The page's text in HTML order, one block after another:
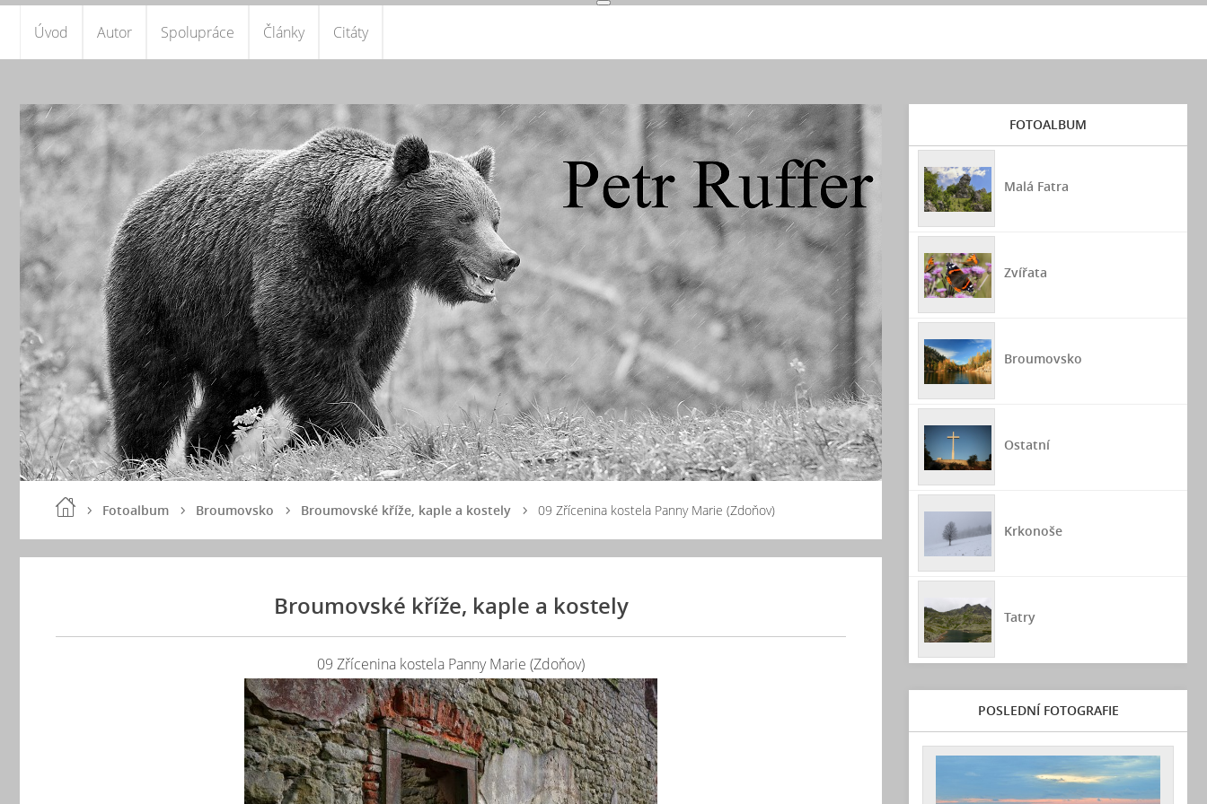
Úvod Autor Spolupráce Články Citáty
Fotoalbum Broumovsko Broumovské kříže, kaple a kostely 09 Zřícenina kostela Panny Marie (Zdoňov)
Broumovské kříže, kaple a kostely
09 Zřícenina kostela Panny Marie (Zdoňov)
FOTOALBUM
Malá Fatra
Zvířata
Broumovsko
Ostatní
Krkonoše
Tatry
POSLEDNÍ FOTOGRAFIE